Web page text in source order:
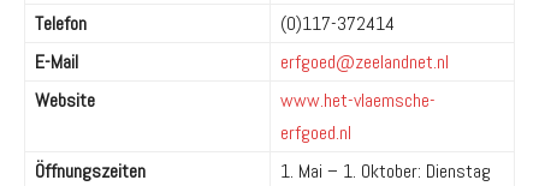
Telefon
(0)117-372414
E-Mail
erfgoed@zeelandnet.nl
Website
www.het-vlaemsche-
erfgoed.nl
Öffnungszeiten
1. Mai – 1. Oktober: Dienstag